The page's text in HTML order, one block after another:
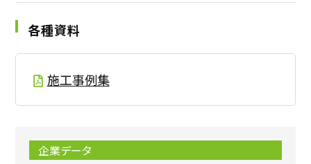
各種資料
施工事例集
企業データ